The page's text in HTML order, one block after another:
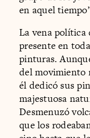
en aquel
La vena
presente en
pinturas.
del movimiento
él dedicó sus
majestuosa
Desmenuzó
que los